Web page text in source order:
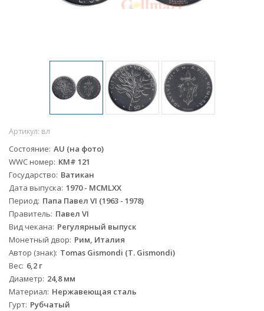
Артикул: вл
Состояние AU (на фото)
WWC номер KM# 121
Государство Ватикан
Дата выпуска 1970 - MCMLXX
Период Папа Павел VI (1963 - 1978)
Правитель Павел VI
Вид чекана Регулярный выпуск
Монетный двор Рим, Италия
Автор (знак) Tomas Gismondi (T. Gismondi)
Вес 6,2 г
Диаметр 24,8 мм
Материал Нержавеющая сталь
Гурт Рубчатый